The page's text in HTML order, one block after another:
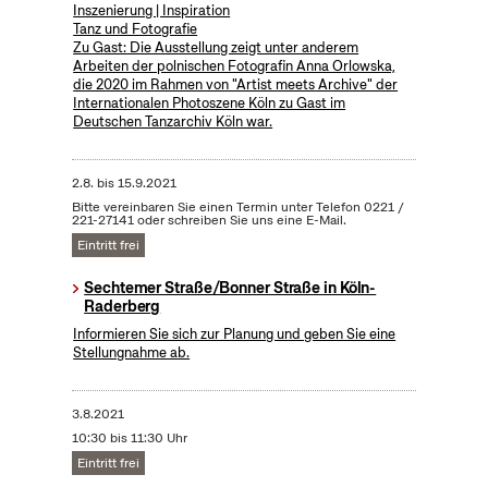
Inszenierung | Inspiration
Tanz und Fotografie
Zu Gast: Die Ausstellung zeigt unter anderem
Arbeiten der polnischen Fotografin Anna Orlowska,
die 2020 im Rahmen von "Artist meets Archive" der
Internationalen Photoszene Köln zu Gast im
Deutschen Tanzarchiv Köln war.
2.8. bis15.9.2021
Bitte vereinbaren Sie einen Termin unter Telefon 0221 /
221-27141 oder schreiben Sie uns eine E-Mail.
Eintritt frei
Sechtemer Straße/Bonner Straße in Köln-
Raderberg
Informieren Sie sich zur Planung und geben Sie eine
Stellungnahme ab.
3.8.2021
10:30 bis 11:30 Uhr
Eintritt frei